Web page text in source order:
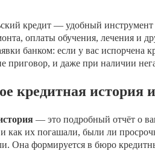
кредит — удобный
оплаты обучения, лечения и
банком: если у вас испорчена
приговор, и даже при наличии
кредитная история
— это подробный отчёт о
и как их погашали, были ли
Она формируется в бюро